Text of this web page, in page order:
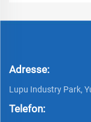
Adresse:
Lupu Industry Park,
Telefon: